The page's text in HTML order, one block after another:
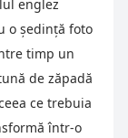
englez
o ședință foto
timp un
de zăpadă
ce trebuia
într-o